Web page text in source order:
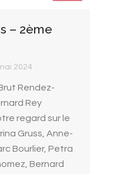
– 2ème
2024
Rendez-
Rey
regard sur le
Gruss, Anne-
Bourlier, Petra
Bernard